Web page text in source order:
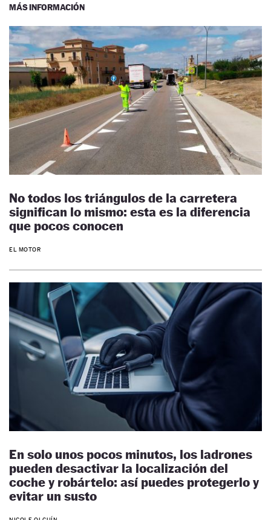
MÁS INFORMACIÓN
No todos los triángulos de la carretera
significan lo mismo: esta es la diferencia
que pocos conocen
EL MOTOR
En solo unos pocos minutos, los ladrones
pueden desactivar la localización del
coche y robártelo: así puedes protegerlo y
evitar un susto